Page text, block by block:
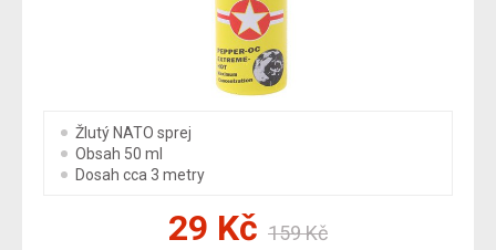
Žlutý NATO sprej
Obsah 50 ml
Dosah cca 3 metry
29 Kč 159Kč